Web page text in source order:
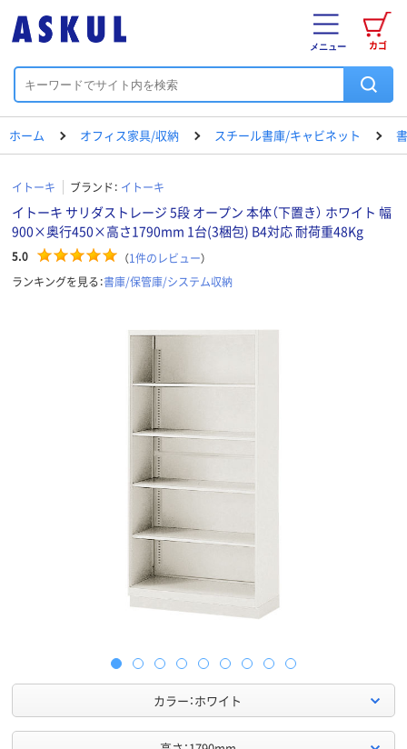
カゴ
メニュー
ホーム オフィス家具/収納 スチール書庫/キャビネット
イトーキ ブランド： イトーキ
イトーキ サリダストレージ 5段 オープン 本体（下置き） ホワイト 幅
900×奥行450×高さ1790mm 1台(3梱包) B4対応 耐荷重48Kg
5.0 （1件のレビュー）
ランキングを見る：書庫/保管庫/システム収納
カラー：ホワイト